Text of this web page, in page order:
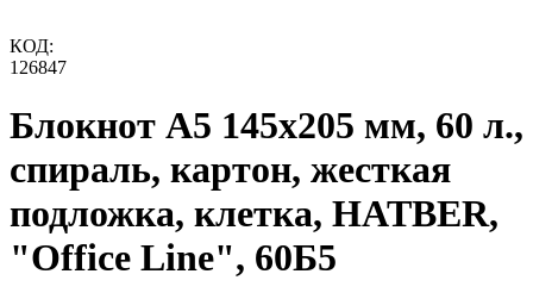
КОД:
126847
Блокнот А5 145х205 мм, 60 л.,
спираль, картон, жесткая
подложка, клетка, HATBER,
"Office Line", 60Б5